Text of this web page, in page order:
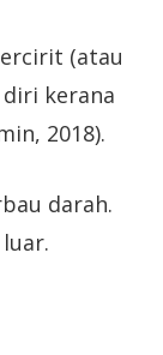
(atau
kerana
2018).
darah.